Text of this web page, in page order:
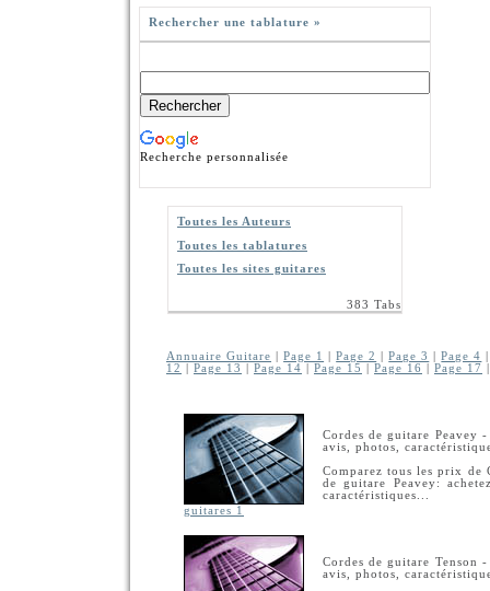
Rechercher une tablature »
Recherche personnalisée
Toutes les Auteurs
Toutes les tablatures
Toutes les sites guitares
383 Tabs
Annuaire Guitare |Page 1 |Page 2 |Page 3 |Page 4
12
Page 13 Page 14 Page 15 Page 16 Page 17
guitares 1
Cordes de guitare Peavey
avis, photos,
Comparez tous les prix de
de guitare Peavey:
caractéristiques...
Cordes de guitare Tenson
avis, photos,